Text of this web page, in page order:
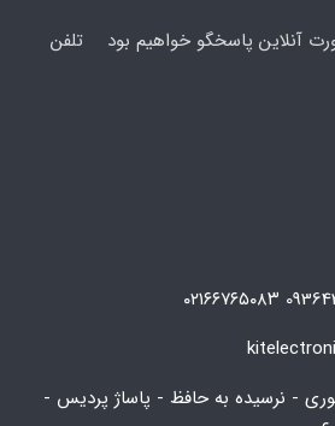
آنلاین پاسخگو خواهیم بود تلفن
- نرسیده به حافظ - پاساژ پردیس -